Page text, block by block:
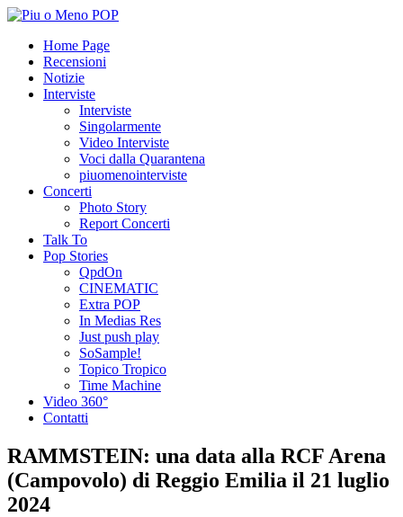
Home Page
Recensioni
Notizie
Interviste
Interviste
Singolarmente
Video Interviste
Voci dalla Quarantena
piuomenointerviste
Concerti
Photo Story
Report Concerti
Talk To
Pop Stories
QpdOn
CINEMATIC
Extra POP
In Medias Res
Just push play
SoSample!
Topico Tropico
Time Machine
Video 360°
Contatti
RAMMSTEIN: una data alla RCF Arena
(Campovolo) di Reggio Emilia il 21 luglio
2024